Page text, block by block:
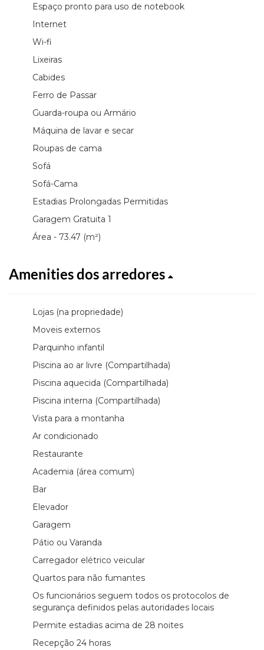
Espaço pronto para uso de notebook
Internet
Wi-fi
Lixeiras
Cabides
Ferro de Passar
Guarda-roupa ou Armário
Máquina de lavar e secar
Roupas de cama
Sofá
Sofá-Cama
Estadias Prolongadas Permitidas
Garagem Gratuita 1
Área - 73.47 (m²)
Amenities dos arredores
Lojas (na propriedade)
Moveis externos
Parquinho infantil
Piscina ao ar livre (Compartilhada)
Piscina aquecida (Compartilhada)
Piscina interna (Compartilhada)
Vista para a montanha
Ar condicionado
Restaurante
Academia (área comum)
Bar
Elevador
Garagem
Pátio ou Varanda
Carregador elétrico veicular
Quartos para não fumantes
Os funcionários seguem todos os protocolos de
segurança definidos pelas autoridades locais
Permite estadias acima de 28 noites
Recepção 24 horas